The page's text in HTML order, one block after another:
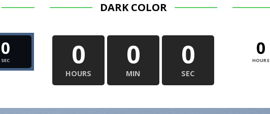
0
SEC
DARK COLOR
0
HOURS
0
MIN
0
SEC
0
HOURS